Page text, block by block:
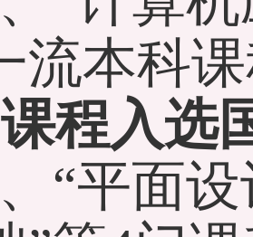
流本科
程入选
“平面